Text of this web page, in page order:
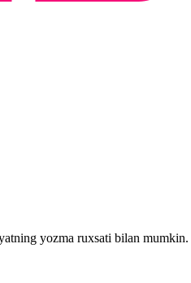
yozma ruxsati bilan mumkin.